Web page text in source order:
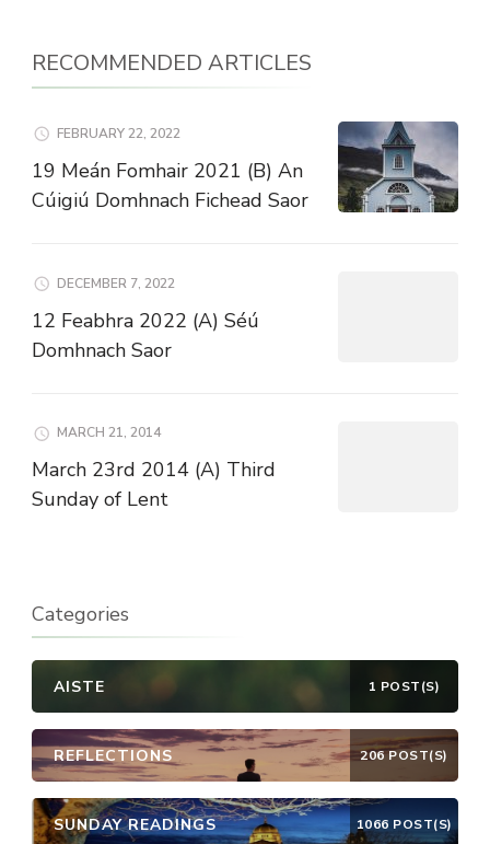
RECOMMENDED ARTICLES
FEBRUARY 22, 2022
19 Meán Fomhair 2021 (B) An
Cúigiú Domhnach Fichead Saor
DECEMBER 7, 2022
12 Feabhra 2022 (A) Séú
Domhnach Saor
MARCH 21, 2014
March 23rd 2014 (A) Third
Sunday of Lent
Categories
AISTE 1 POST(S)
REFLECTIONS 206 POST(S)
SUNDAY READINGS 1066 POST(S)